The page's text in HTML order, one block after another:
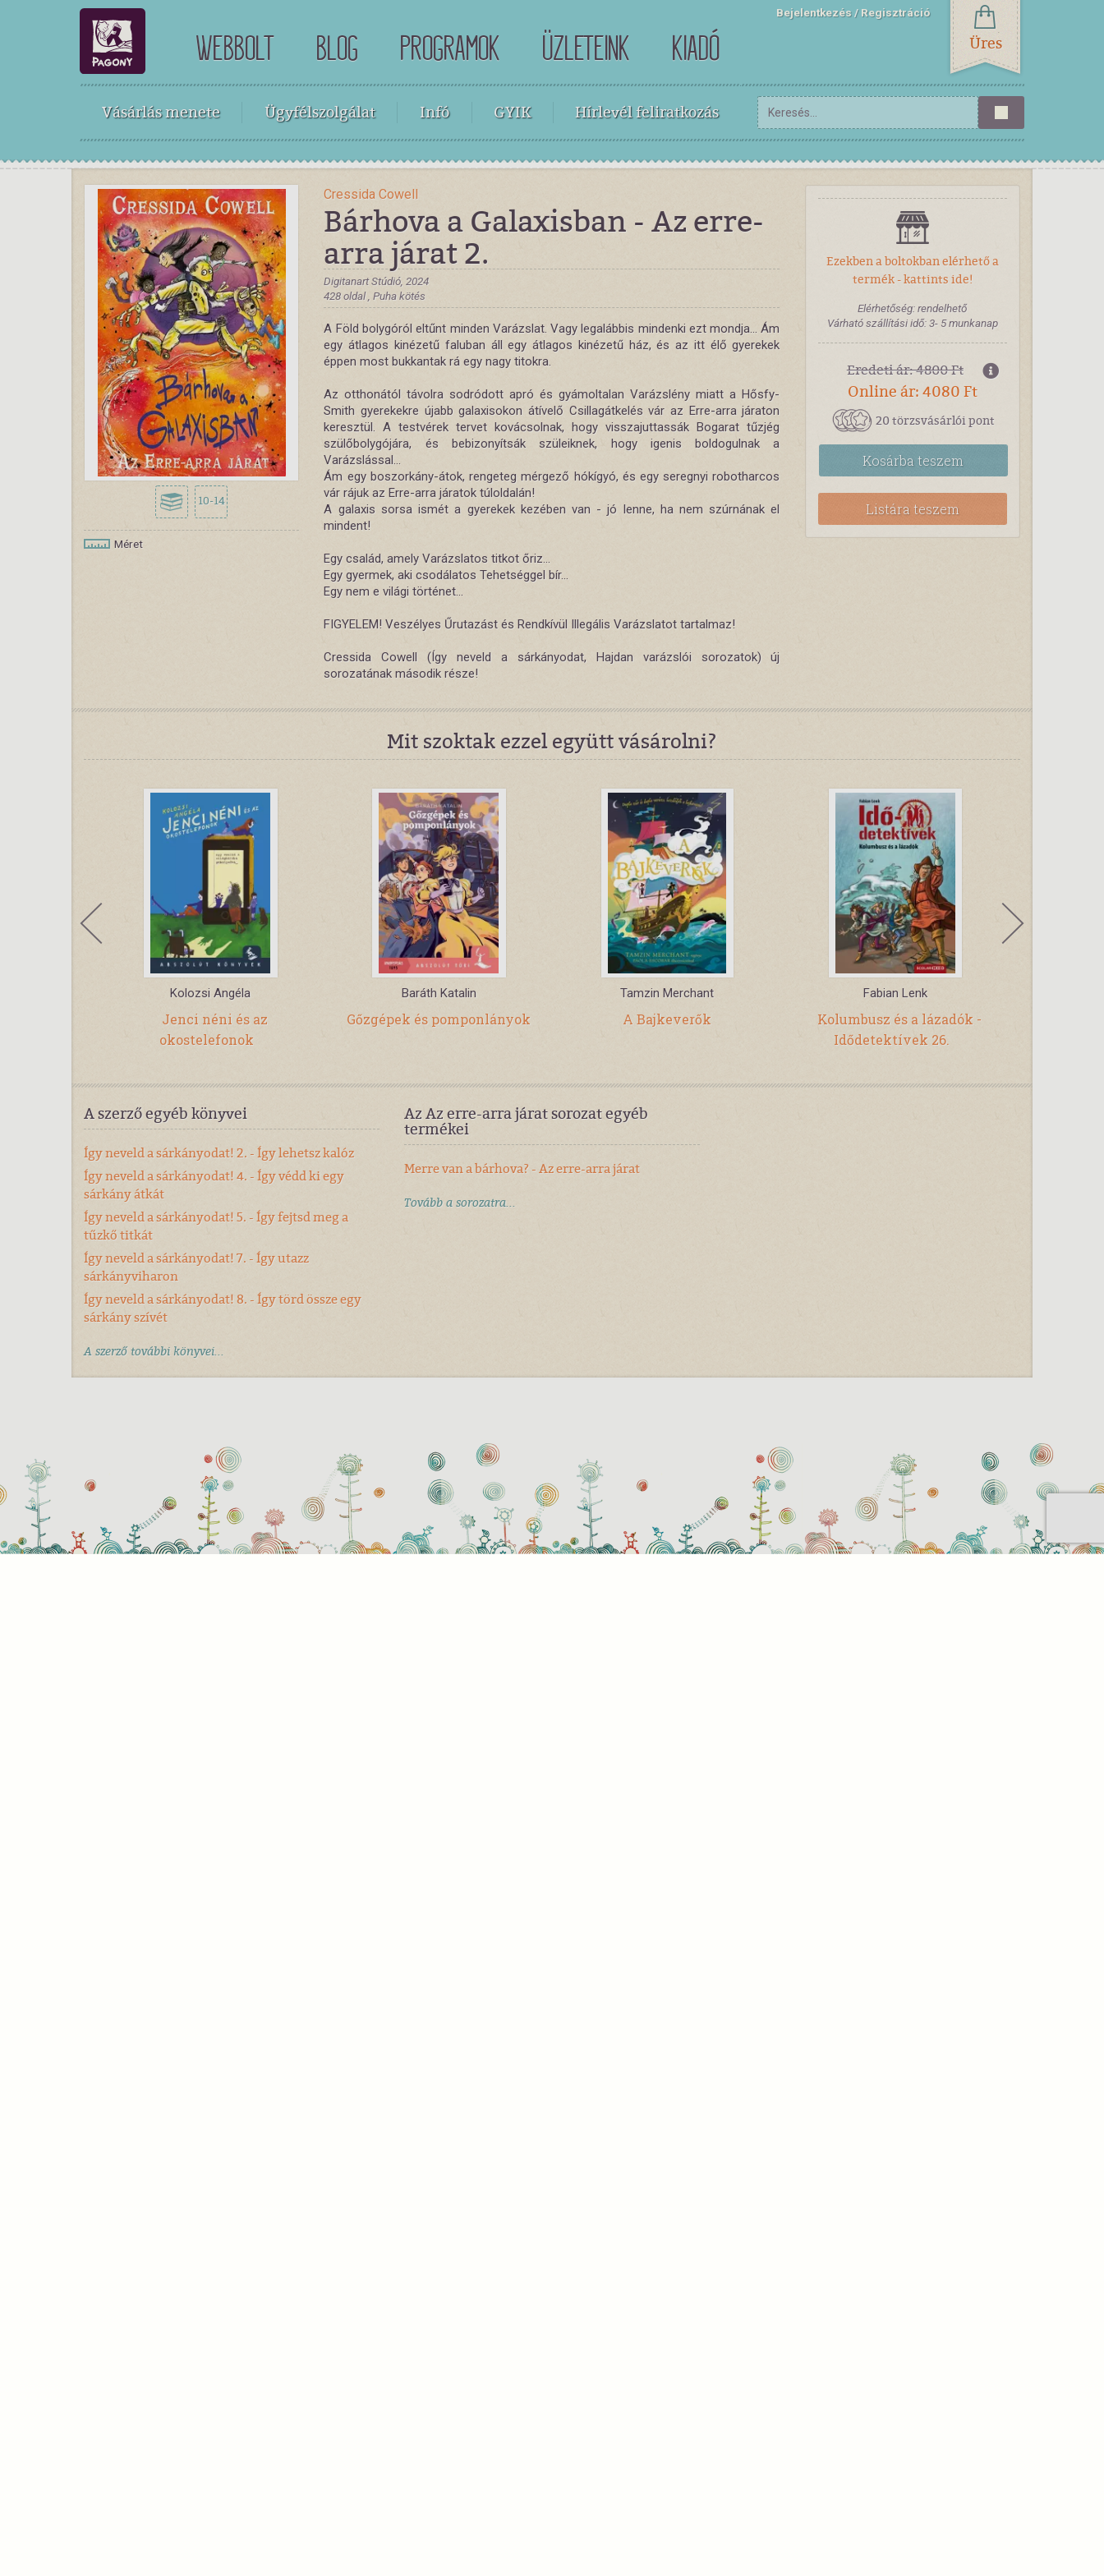
WEBBOLT BLOG PROGRAMOK ÜZLETEINK KIADÓ
Bejelentkezés Regisztráció
Üres
Vásárlás menete Ügyfélszolgálat Infó GYIK Hírlevél feliratkozás
10-14
Méret
Cressida Cowell
Bárhova a Galaxisban - Az erre-
arra járat 2.
Digitanart Stúdió, 2024
428 oldal , Puha kötés
A Föld bolygóról eltűnt minden Varázslat. Vagy legalábbis mindenki ezt mondja... Ám
egy átlagos kinézetű faluban áll egy átlagos kinézetű ház, és az itt élő gyerekek
éppen most bukkantak rá egy nagy titokra.
Az otthonától távolra sodródott apró és gyámoltalan Varázslény miatt a Hősfy-
Smith gyerekekre újabb galaxisokon átívelő Csillagátkelés vár az Erre-arra járaton
keresztül. A testvérek tervet kovácsolnak, hogy visszajuttassák Bogarat tűzjég
szülőbolygójára, és bebizonyítsák szüleiknek, hogy igenis boldogulnak a
Varázslással...
Ám egy boszorkány-átok, rengeteg mérgező hókígyó, és egy seregnyi robotharcos
vár rájuk az Erre-arra járatok túloldalán!
A galaxis sorsa ismét a gyerekek kezében van - jó lenne, ha nem szúrnának el
mindent!
Egy család, amely Varázslatos titkot őriz...
Egy gyermek, aki csodálatos Tehetséggel bír...
Egy nem e világi történet...
FIGYELEM! Veszélyes Űrutazást és Rendkívül Illegális Varázslatot tartalmaz!
Cressida Cowell (Így neveld a sárkányodat, Hajdan varázslói sorozatok) új
sorozatának második része!
Ezekben a boltokban elérhető a
termék - kattints ide!
Elérhetőség: rendelhető
Várható szállítási idő: 3- 5 munkanap
Eredeti ár: 4800 Ft
Online ár: 4080 Ft
20 törzsvásárlói pont
Kosárbateszem
Listára teszem
Mit szoktak ezzel együtt vásárolni?
Kolozsi Angéla
Jenci néni és az
okostelefonok
Baráth Katalin
Gőzgépek és pomponlányok
Tamzin Merchant
A Bajkeverők
Fabian Lenk
Kolumbusz és a lázadók -
Idődetektívek 26.
A szerző egyéb könyvei
Így neveld a sárkányodat! 2. - Így lehetsz kalóz
Így neveld a sárkányodat! 4. - Így védd ki egy
sárkány átkát
Így neveld a sárkányodat! 5. - Így fejtsd meg a
tűzkő titkát
Így neveld a sárkányodat! 7. - Így utazz
sárkányviharon
Így neveld a sárkányodat! 8. - Így törd össze egy
sárkány szívét
A szerző további könyvei...
Az Az erre-arra járat sorozat egyéb
termékei
Merre van a bárhova? - Az erre-arra járat
Tovább a sorozatra...